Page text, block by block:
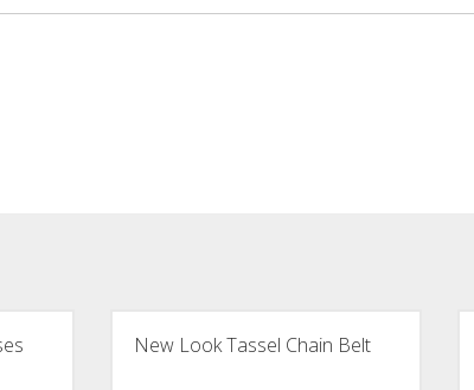
New Look Tassel Chain Belt